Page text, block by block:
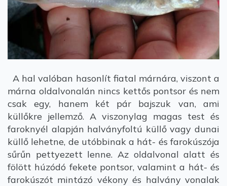
A hal valóban hasonlít fiatal márnára, viszont a
márna oldalvonalán nincs kettős pontsor és nem
csak egy, hanem két pár bajszuk van, ami
küllőkre jellemző. A viszonylag magas test és
faroknyél alapján halványfoltú küllő vagy dunai
küllő lehetne, de utóbbinak a hát- és farokúszója
sűrűn pettyezett lenne. Az oldalvonal alatt és
fölött húzódó fekete pontsor, valamint a hát- és
farokúszót mintázó vékony és halvány vonalak